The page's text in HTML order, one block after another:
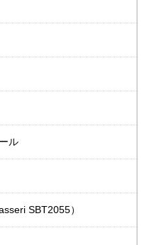
ル
SBT2055）